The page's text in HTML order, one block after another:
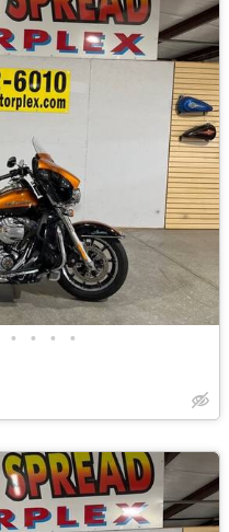
• • • •